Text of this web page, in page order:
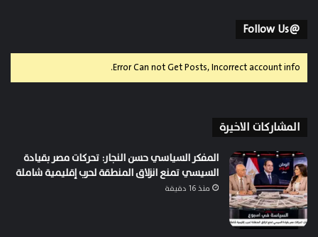
@Follow Us
Error Can not Get Posts, Incorrect account info.
المشاركات الاخيرة
المفكر السياسي حسن النجار: تحركات مصر بقيادة
السيسي تمنع انزلاق المنطقة لحرب إقليمية شاملة
منذ 16 دقيقة